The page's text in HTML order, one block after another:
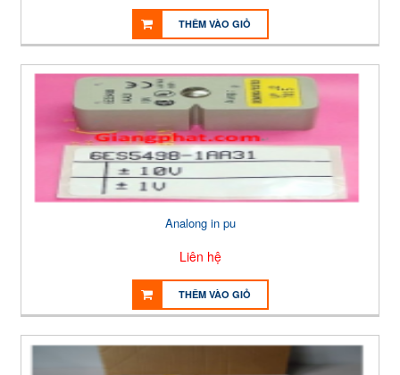
THÊM VÀO GIỎ
Analong in pu
Liên hệ
THÊM VÀO GIỎ